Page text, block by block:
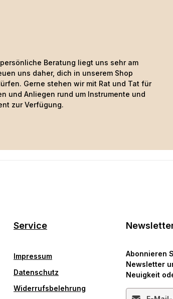
Beratung liegt uns sehr am
uns daher, dich in unserem Shop
Gerne stehen wir mit Rat und Tat für
und Anliegen rund um Instrumente und
zur Verfügung.
Service
Impressum
Datenschutz
Widerrufsbelehrung
Abonnieren
Newsletter
Neuigkeit
E-Mail-